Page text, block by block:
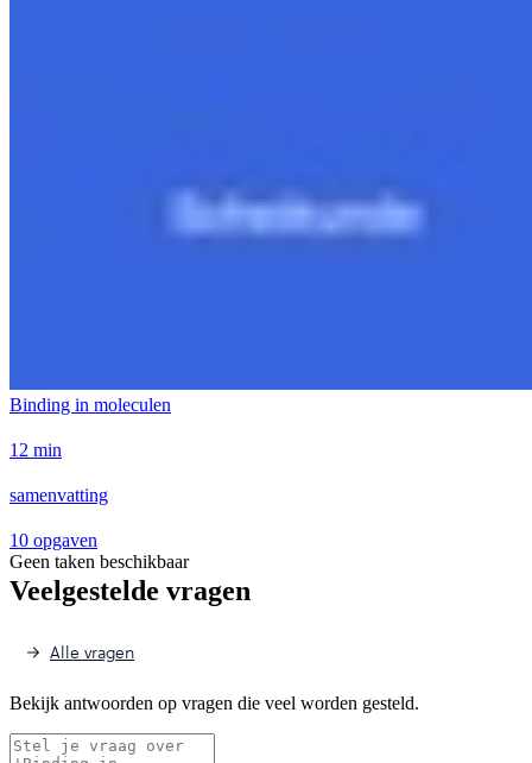
Binding in moleculen
12 min
samenvatting
10 opgaven
Geen taken beschikbaar
Veelgestelde vragen
Alle vragen
Bekijk antwoorden op vragen die veel worden gesteld.